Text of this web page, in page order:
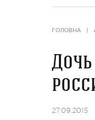
ГОЛОВНА
27.09.2015